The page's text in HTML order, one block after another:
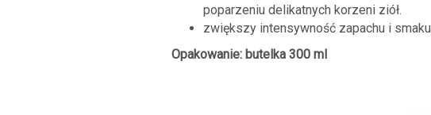
poparzeniu delikatnych korzeni ziół.
zwiększy intensywność zapachu i smaku
Opakowanie: butelka 300 ml